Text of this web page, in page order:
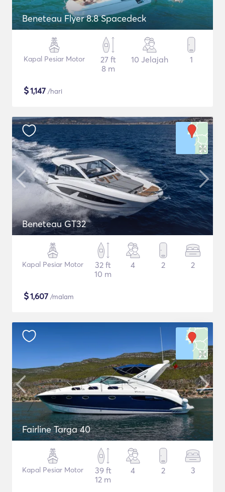
Beneteau Flyer 8.8 Spacedeck
Kapal Pesiar Motor
27 ft
8 m
10 Jelajah 1
$1,147 /hari
Beneteau GT32
Kapal Pesiar Motor
32 ft
10 m
4 2 2
$1,607 /malam
Fairline Targa 40
Kapal Pesiar Motor
39 ft
12 m
4 2 3